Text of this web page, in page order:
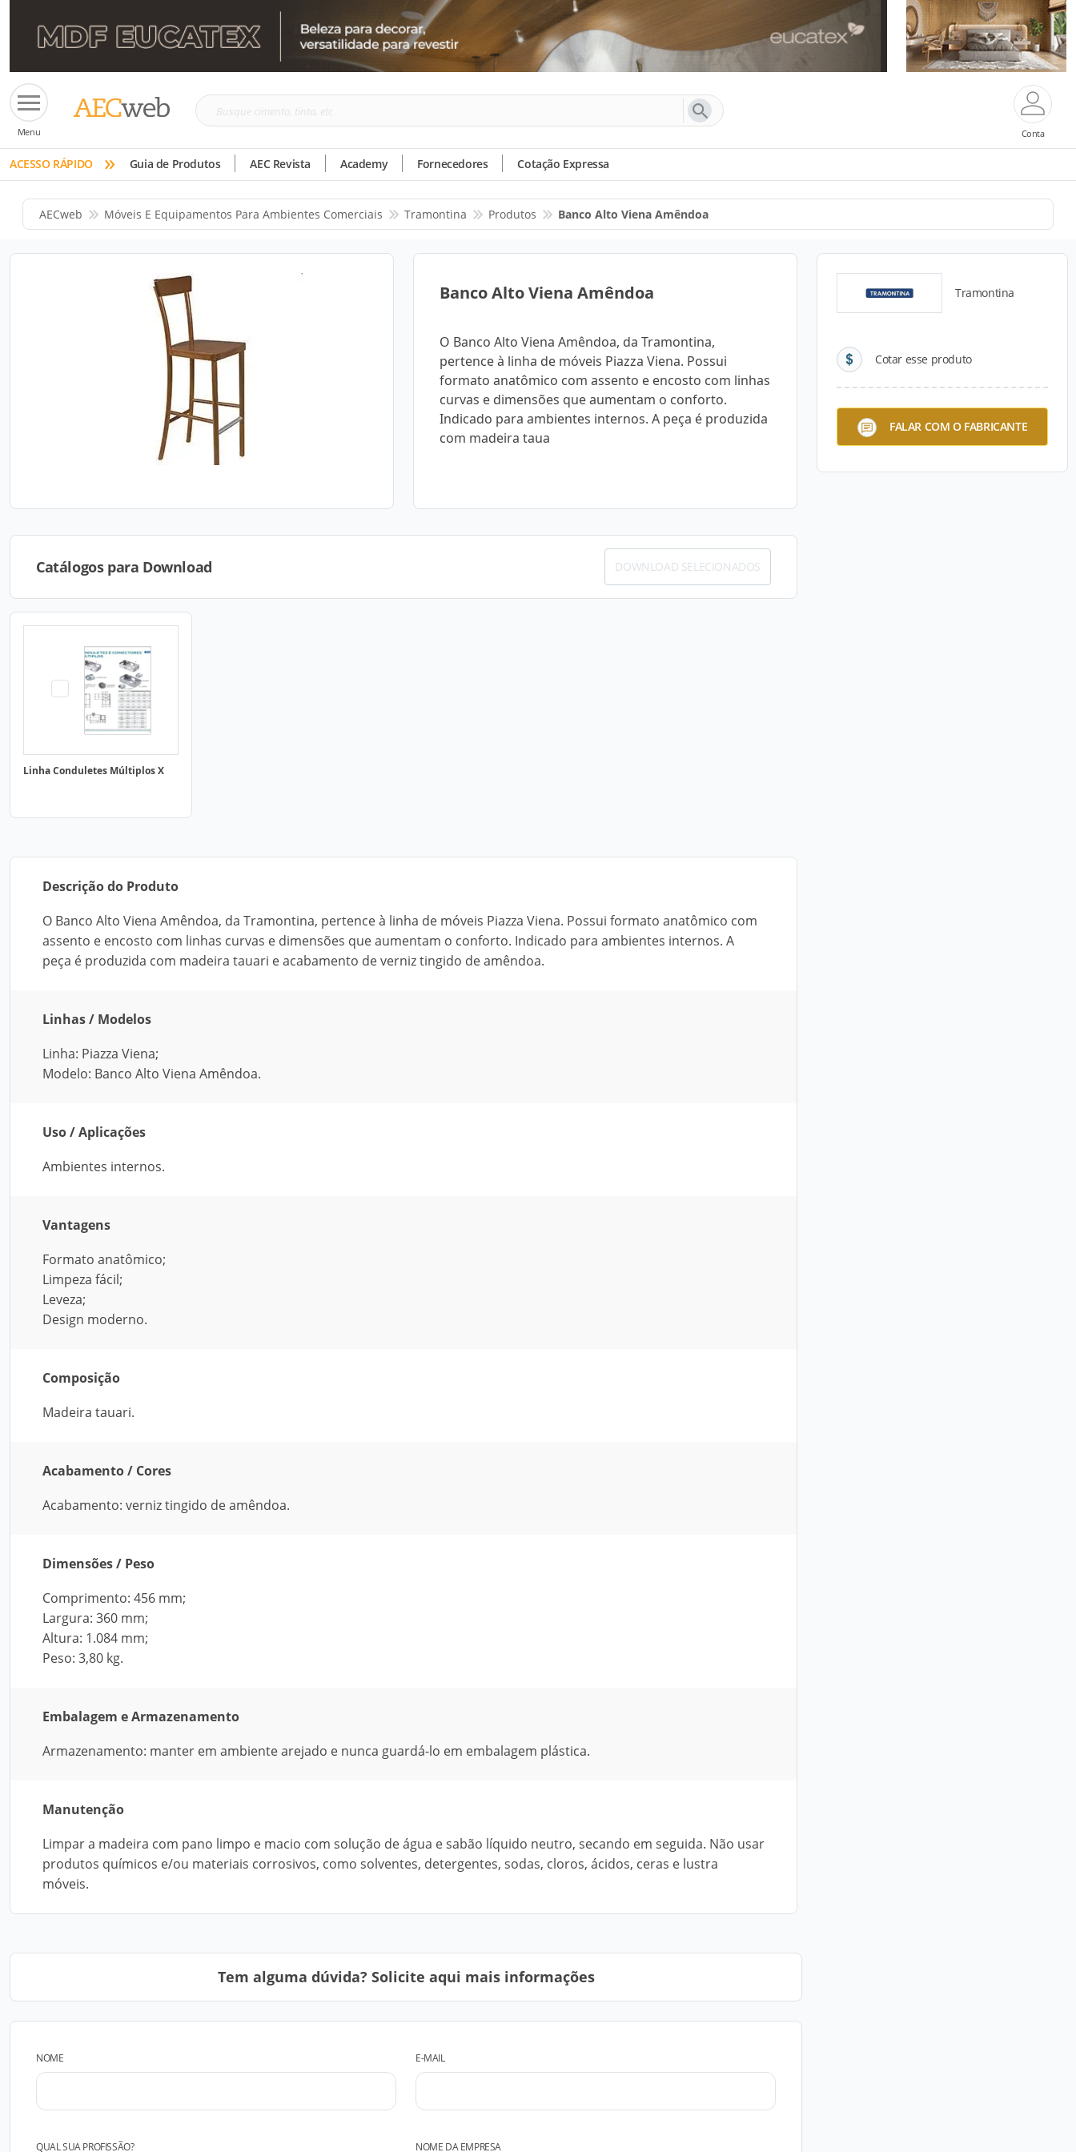
Menu
Busque
tinta,
etc
Conta
ACESSO RÁPIDO » Guia de Produtos AEC Revista Academy Fornecedores Cotação Expressa
AECweb Móveis E Equipamentos Para Ambientes Comerciais Tramontina Produtos Banco Alto Viena Amêndoa
Banco Alto Viena Amêndoa
O Banco Alto Viena Amêndoa, da Tramontina,
pertence à linha de móveis Piazza Viena. Possui
formato anatômico com assento e encosto com linhas
curvas e dimensões que aumentam o conforto.
Indicado para ambientes internos. A peça é produzida
com madeira taua
Tramontina
Cotar esse produto
FALAR COM O FABRICANTE
Catálogos para Download DOWNLOAD SELECIONADOS
Linha Conduletes Múltiplos X
Descrição do Produto
O Banco Alto Viena Amêndoa, da Tramontina, pertence à linha de móveis Piazza Viena. Possui formato anatômico com
assento e encosto com linhas curvas e dimensões que aumentam o conforto. Indicado para ambientes internos. A
peça é produzida com madeira tauari e acabamento de verniz tingido de amêndoa.
Linhas / Modelos
Linha: Piazza Viena;
Modelo: Banco Alto Viena Amêndoa.
Uso / Aplicações
Ambientes internos.
Vantagens
Formato anatômico;
Limpeza fácil;
Leveza;
Design moderno.
Composição
Madeira tauari.
Acabamento / Cores
Acabamento: verniz tingido de amêndoa.
Dimensões / Peso
Comprimento: 456 mm;
Largura: 360 mm;
Altura: 1.084 mm;
Peso: 3,80 kg.
Embalagem e Armazenamento
Armazenamento: manter em ambiente arejado e nunca guardá-lo em embalagem plástica.
Manutenção
Limpar a madeira com pano limpo e macio com solução de água e sabão líquido neutro, secando em seguida. Não usar
produtos químicos e/ou materiais corrosivos, como solventes, detergentes, sodas, cloros, ácidos, ceras e lustra
móveis.
Tem alguma dúvida? Solicite aqui mais informações
NOME E-MAIL
QUAL SUA PROFISSÃO? NOME DA EMPRESA